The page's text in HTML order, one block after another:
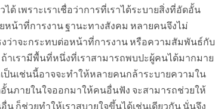
เพราะเราเชื่อว่าการที่เราได้ระบายสิ่งที่อัดอั้น
น้าที่การงาน ฐานะทางสังคม หลายคนจึงไม่
งว่าจะกระทบต่อหน้าที่การงาน หรือความสัมพันธ์กับ
าเรามีพื้นที่หนึ่งที่เราสามารถพบปะผู้คนได้มากมาย
ป็นเช่นนี้อาจจะทำให้หลายคนกล้าระบายความใน
อั้นภายในใจออกมาให้คนอื่นฟัง จะสามารถช่วยให้
ก็ช่วยทำให้เราสบายใจขึ้นได้เช่นเดียวกัน นั่นจึง